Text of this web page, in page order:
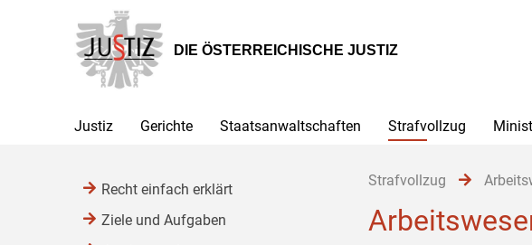
Hauptnavigation
[1]
Inhalt
[2]
Untermenü
[3]
DIE ÖSTERREICHISCHE JUSTIZ
Justiz Gerichte Staatsanwaltschaften Strafvollzug
Strafvollzug
Recht einfach erklärt
Ziele und Aufgaben